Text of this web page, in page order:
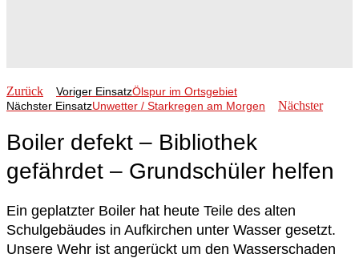
Zurück Voriger EinsatzÖlspur im Ortsgebiet
Nächster EinsatzUnwetter / Starkregen am Morgen Nächster
Boiler defekt – Bibliothek
gefährdet – Grundschüler helfen
Ein geplatzter Boiler hat heute Teile des alten
Schulgebäudes in Aufkirchen unter Wasser gesetzt.
Unsere Wehr ist angerückt um den Wasserschaden